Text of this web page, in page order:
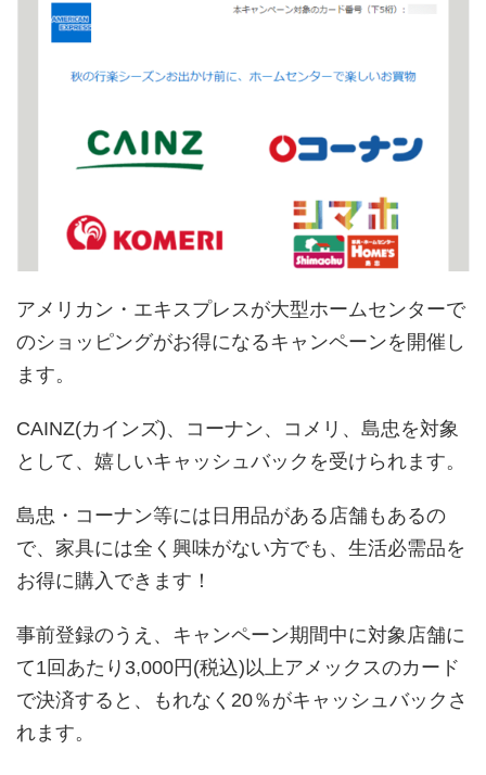
アメリカン・エキスプレスが大型ホームセンターで
のショッピングがお得になるキャンペーンを開催し
ます。
CAINZ(カインズ)、コーナン、コメリ、島忠を対象
として、嬉しいキャッシュバックを受けられます。
島忠・コーナン等には日用品がある店舗もあるの
で、家具には全く興味がない方でも、生活必需品を
お得に購入できます！
事前登録のうえ、キャンペーン期間中に対象店舗に
て1回あたり3,000円(税込)以上アメックスのカード
で決済すると、もれなく20％がキャッシュバックさ
れます。